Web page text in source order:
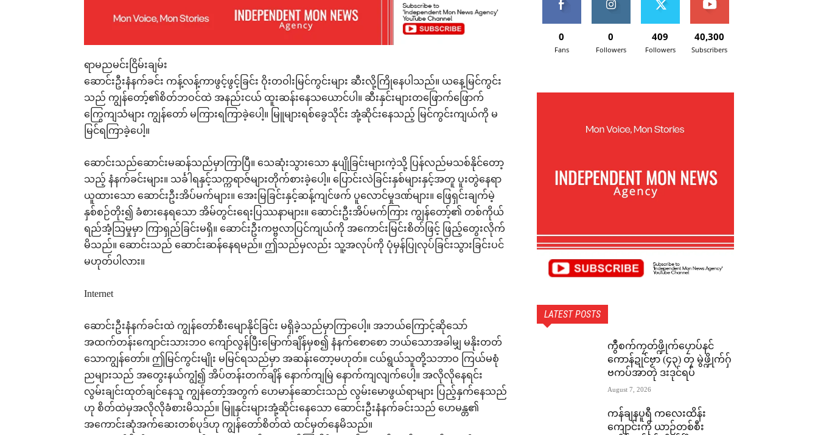
ရာမညမင်းငြိမ်းချမ်း
ဆောင်းဦးနံနက်ခင်း ကန့်လန့်ကာဖွင့်ဖွင့်ခြင်း ဝိုးတဝါးမြင်ကွင်းများ ဆီးလို့ကြိုနေပါသည်။ ယနေ့မြင်ကွင်း
သည် ကျွန်တော့်၏စိတ်ဘဝင်ထဲ အနည်းငယ် ထူးဆန်းနေသယောင်ပါ။ ဆီးနှင်းများတဖြောက်ဖြောက်
ကြွေကျသံများ ကျွန်တော် မကြားရကြာခဲ့ပေါ့။ မြူများရစ်ခွေသိုင်း အုံ့ဆိုင်းနေသည့် မြင်ကွင်းကျယ်ကို မ
မြင်ရကြာခဲ့ပေါ့။
ဆောင်းသည်ဆောင်းမဆန်သည်မှာကြာပြီ။ သေဆုံးသွားသော နုပျိုခြင်းများကဲ့သို့ ပြန်လည်မသစ်နိုင်တော့
သည့် နံနက်ခင်းများ။ သင်္ခါရနှင့်သက္ကရာဇ်များတိုက်စားခဲ့ပေါ့။ ပြောင်းလဲခြင်းနှစ်များနှင့်အတူ ပူးတွဲနေရာ
ယူထားသော ဆောင်းဦးအိပ်မက်များ။ အေးမြခြင်းနှင့်ဆန့်ကျင်ဖက် ပူလောင်မှုဒဏ်များ။ ဖြေရှင်းချက်မဲ့
နှစ်စဉ်တိုး၍ ခံစားနေရသော အိမ်တွင်းရေးပြဿနာများ။ ဆောင်းဦးအိပ်မက်ကြား ကျွန်တော့်၏ တစ်ကိုယ်
ရည်အံ့သြမှုမှာ ကြာရှည်ခြင်းမရှိ။ ဆောင်းဦးကဗ္ဗလာပြင်ကျယ်ကို အကောင်းမြင်းစိတ်ဖြင့် ဖြည့်တွေးလိုက်
မိသည်။ ဆောင်းသည် ဆောင်းဆန်နေရမည်။ ဤသည်မှလည်း သူ့အလုပ်ကို ပုံမှန်ပြုလုပ်ခြင်းသွားခြင်းပင်
မဟုတ်ပါလား။
Internet
ဆောင်းဦးနံနက်ခင်းထဲ ကျွန်တော်စီးမျောနိုင်ခြင်း မရှိခဲ့သည်မှာကြာပေါ့။ အဘယ်ကြောင့်ဆိုသော်
အထက်တန်းကျောင်းသားဘဝ ကျော်လွန်ပြီးမြောက်ချိန်မှစ၍ နံနက်စောစော ဘယ်သောအခါမျှ မနိုးတတ်
သောကျွန်တော်။ ဤမြင်ကွင်းမျိုး မမြင်ရသည်မှာ အဆန်းတော့မဟုတ်။ ငယ်ရွယ်သူတို့သဘာဝ ကြယ်မစုံ
ညများသည် အတွေးနယ်ကျွံ၍ အိပ်တန်းတက်ချိန် နောက်ကျမြဲ နောက်ကျလျက်ပေါ့။ အလိုလိုနေရင်း
လွမ်းချင်းထုတ်ချင်နေသူ ကျွန်တော့်အတွက် ဟေမာန်ဆောင်းသည် လွမ်းမောဖွယ်ရာများ ပြည့်နှက်နေသည်
ဟု စိတ်ထဲမှအလိုလိုခံစားမိသည်။ မြူနှင်းများအုံ့ဆိုင်းနေသော ဆောင်းဦးနံနက်ခင်းသည် ဟေမန္တ၏
အကောင်းဆုံအက်ဆေးတစ်ပုဒ်ဟု ကျွန်တော်စိတ်ထဲ ထင်မှတ်နေမိသည်။
0
Fans
0
Followers
409
Followers
40,300
Subscribers
LATEST POSTS
ကွဳစက်ကၠတ်ဖ္ဍိုက်ပၠောပ်နင်
ကောန်ဍုင်ဗၟာ (၄၃) တၠ မွဲဖ္ဍိုက်ဂှ်
ဗကပ်အာတုဲ ဒးဒုင်ရပ်
August 7, 2026
ကန်ချနပူရီ ကလေးထိန်း
ကျောင်းကို ယာဉ်တစ်စီး